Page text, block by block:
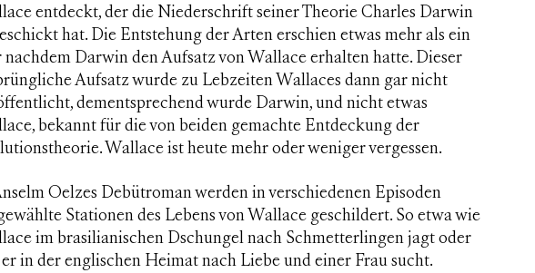
entdeckt, der die Niederschrift seiner Theorie Charles Darwin
hat. Die Entstehung der Arten erschien etwas mehr als ein
nachdem Darwin den Aufsatz von Wallace erhalten hatte. Dieser
Aufsatz wurde zu Lebzeiten Wallaces dann gar nicht
dementsprechend wurde Darwin, und nicht etwas
bekannt für die von beiden gemachte Entdeckung der
Wallace ist heute mehr oder weniger vergessen.
Oelzes Debütroman werden in verschiedenen Episoden
Stationen des Lebens von Wallace geschildert. So etwa wie
im brasilianischen Dschungel nach Schmetterlingen jagt oder
in der englischen Heimat nach Liebe und einer Frau sucht.